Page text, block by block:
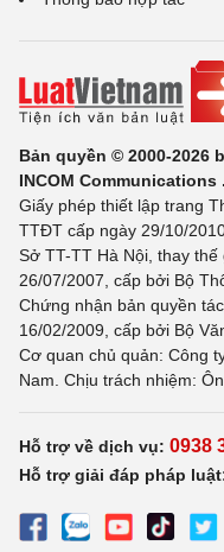
Bản quyền © 2000-2026
INCOM Communications
Giấy phép thiết lập trang
TTĐT cấp ngày 29/10/
Sở TT-TT Hà Nội, thay
26/07/2007, cấp bởi Bộ
Chứng nhận bản quyền
16/02/2009, cấp bởi Bộ
Cơ quan chủ quản: Công
Nam. Chịu trách nhiệm:
Hỗ trợ về dịch vụ: 0938
Hỗ trợ giải đáp pháp